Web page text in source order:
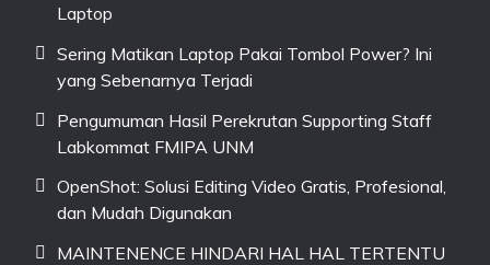
Laptop
Sering Matikan Laptop Pakai Tombol Power? Ini
yang Sebenarnya Terjadi
Pengumuman Hasil Perekrutan Supporting Staff
Labkommat FMIPA UNM
OpenShot: Solusi Editing Video Gratis, Profesional,
dan Mudah Digunakan
MAINTENENCE HINDARI HAL HAL TERTENTU